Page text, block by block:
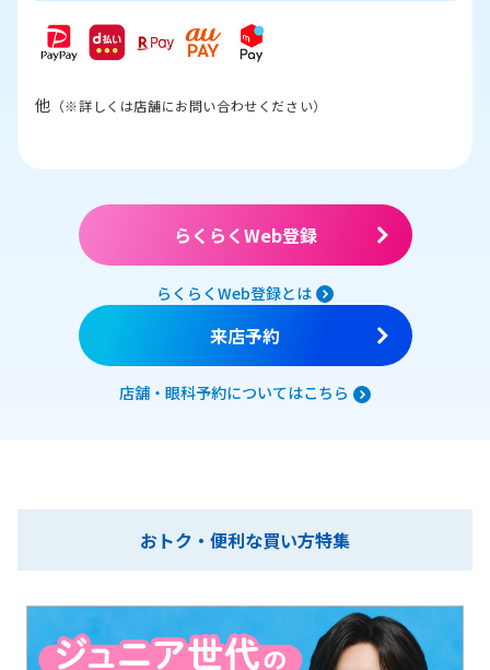
他 （※詳しくは店舗にお問い合わせください）
らくらくWeb登録
らくらくWeb登録とは
来店予約
店舗・眼科予約についてはこちら
おトク・便利な買い方特集